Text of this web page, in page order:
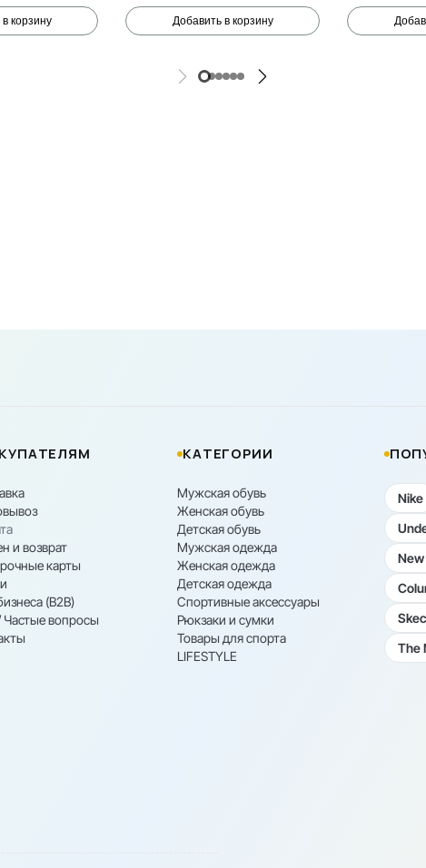
корзину Добавить в корзину
и возврат
карты
(B2B)
Частые вопросы
КАТЕГОРИИ
Мужская обувь
Женская обувь
Детская обувь
Мужская одежда
Женская одежда
Детская одежда
Спортивные аксессуары
Рюкзаки и сумки
Товары для спорта
LIFESTYLE
Nike
The